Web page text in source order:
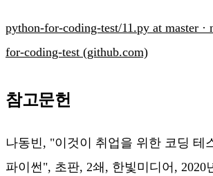
python-for-coding-test/11.py at master ·
for-coding-test (github.com)
참고문헌
나동빈, "이것이 취업을 위한 코딩 테
파이썬", 초판, 2쇄, 한빛미디어, 2020